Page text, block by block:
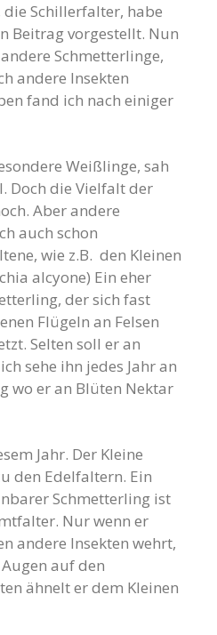
die Schillerfalter, habe
Beitrag vorgestellt. Nun
Schmetterlinge,
andere Insekten
fand ich nach einiger
Weißlinge, sah
Doch die Vielfalt der
Aber andere
auch schon
wie z.B. den Kleinen
alcyone) Ein eher
der sich fast
Flügeln an Felsen
Selten soll er an
sehe ihn jedes Jahr an
wo er an Blüten Nektar
Jahr. Der Kleine
den Edelfaltern. Ein
Schmetterling ist
Nur wenn er
andere Insekten wehrt,
auf den
ähnelt er dem Kleinen